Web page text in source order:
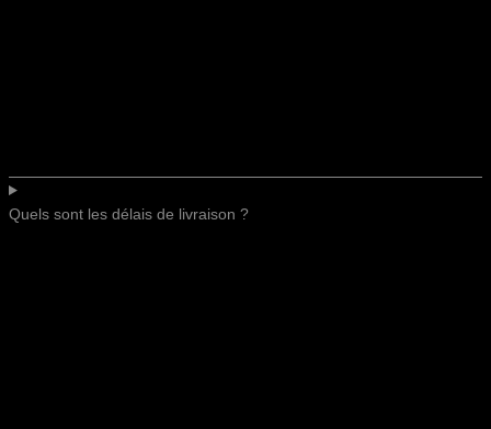
Quels sont les délais de livraison ?